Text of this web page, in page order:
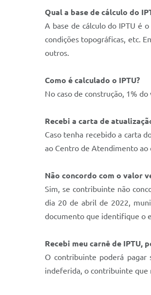
Qual a base de cálculo do
A base de cálculo do IPTU é
condições topográficas, etc.
outros.
Como é calculado o IPTU?
No caso de construção, 1%
Recebi a carta de
Caso tenha recebido a carta
ao Centro de Atendimento ao
Não concordo com o valor
Sim, se contribuinte não
dia 20 de abril de 2022,
documento que identifique o
Recebi meu carnê de
O contribuinte poderá pagar
indeferida, o contribuinte que